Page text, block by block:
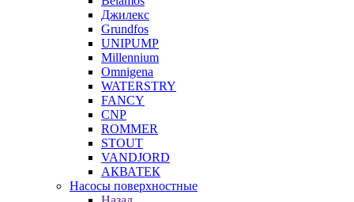
Джилекс
Grundfos
UNIPUMP
Millennium
Omnigena
WATERSTRY
FANCY
CNP
ROMMER
STOUT
VANDJORD
АКВАТЕК
Насосы поверхностные